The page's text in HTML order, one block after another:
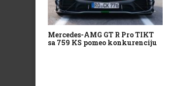
Mercedes-AMG GT R Pro TIKT
sa 759 KS pomeo konkurenciju